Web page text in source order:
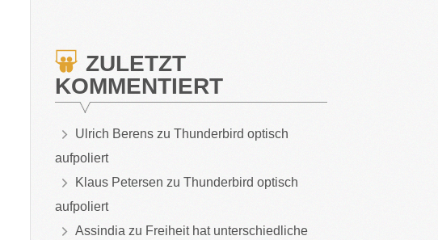
ZULETZT
KOMMENTIERT
Ulrich Berenszu Thunderbird optisch
aufpoliert
Klaus Petersen zu Thunderbird optisch
aufpoliert
Assindia zu Freiheit hat unterschiedliche